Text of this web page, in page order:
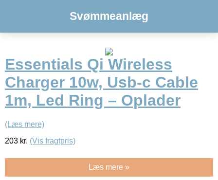
Svømmeanlæg
Essentials Qi Wireless
Charger 10w, Usb-c Cable
1m, Led Ring – Oplader
(Læs mere)
203 kr. (Vis fragtpris)
Læs mere »